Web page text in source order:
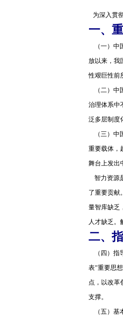
为深入贯
一、
（一）中
放以来，我
性艰巨性前
（二）中
治理体系中
泛多层制度
（三）中
重要载体，
舞台上发出
智力资源
了重要贡献
量智库缺乏
人才缺乏。
二、
（四）指
表”重要思
点，以改革
支撑。
（五）基